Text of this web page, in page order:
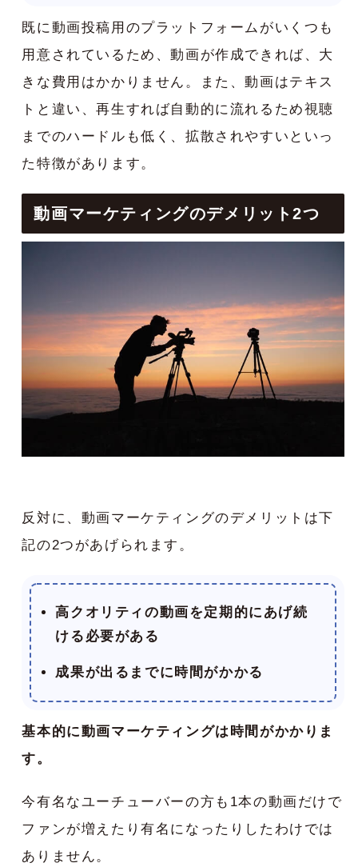
既に動画投稿用のプラットフォームがいくつも
用意されているため、動画が作成できれば、大
きな費用はかかりません。また、動画はテキス
トと違い、再生すれば自動的に流れるため視聴
までのハードルも低く、拡散されやすいといっ
た特徴があります。
動画マーケティングのデメリット2つ
反対に、動画マーケティングのデメリットは下
記の2つがあげられます。
高クオリティの動画を定期的にあげ続
ける必要がある
成果が出るまでに時間がかかる
基本的に動画マーケティングは時間がかかりま
す。
今有名なユーチューバーの方も1本の動画だけで
ファンが増えたり有名になったりしたわけでは
ありません。